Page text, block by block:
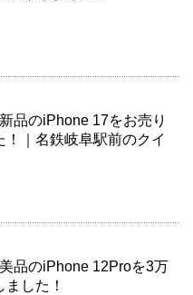
品のiPhone 17をお売り
！｜名鉄岐阜駅前のクイ
美品のiPhone 12Proを3万
した！